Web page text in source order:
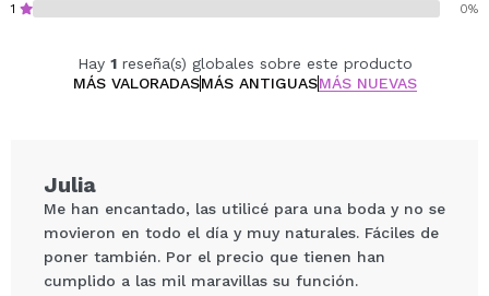
1 0%
Hay 1reseña(s) globales sobre este producto
MÁS VALORADASMÁS ANTIGUASMÁS NUEVAS
Julia
Me han encantado, las utilicé para una boda y no se
movieron en todo el día y muy naturales. Fáciles de
poner también. Por el precio que tienen han
cumplido a las mil maravillas su función.